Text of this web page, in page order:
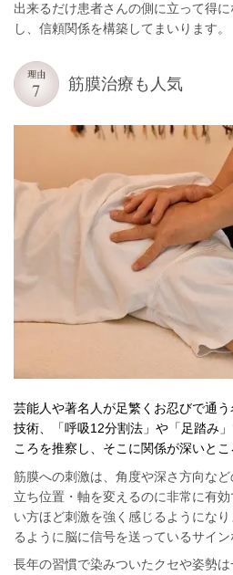
出来るだけ患者さんの側に立って得
し、信頼関係を構築してまいります。
筋膜治療も人気
芸能人や著名人が足繁くお忍びで通
技術、「呼吸12分割法」や「足踏み
ころを推察し、そこに関係が深いとこ
筋膜への刺激は、角度や深さ方向な
立ち位置・軸を変えるのに非常に有
い方ほど刺激を強く感じるようにな
るように脳に信号を送っているサイン
長年の習慣で染みついたクセや姿勢